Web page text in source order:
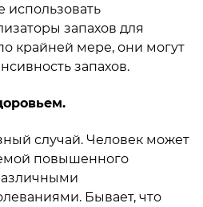
использовать
запахов для
крайней мере, они могут
запахов.
случай. Человек может
повышенного
Бывает, что